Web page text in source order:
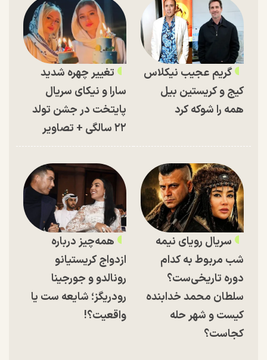
گریم عجیب نیکلاس
کیج و کریستین بیل
همه را شوکه کرد
تغییر چهره شدید
سارا و نیکای سریال
پایتخت در جشن تولد
۲۲ سالگی + تصاویر
سریال رویای نیمه
شب مربوط به کدام
دوره تاریخی‌ست؟
سلطان محمد خدابنده
کیست و شهر حله
کجاست؟
همه‌چیز درباره
ازدواج کریستیانو
رونالدو و جورجینا
رودریگز؛ شایعه ست یا
واقعیت؟!